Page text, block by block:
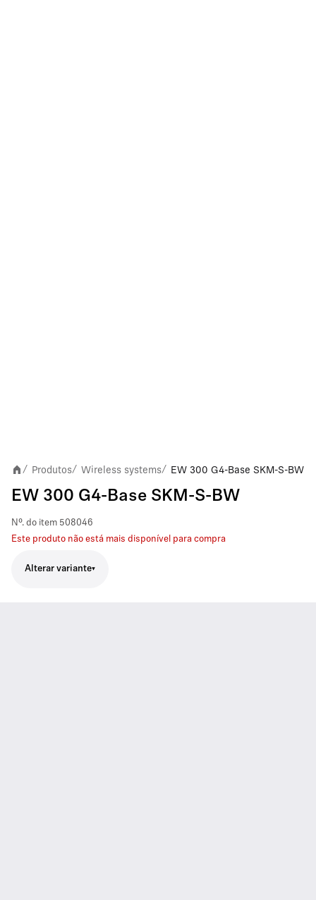
/ Produtos/ Wireless systems/ EW 300 G4-Base SKM-S-BW
EW 300 G4-Base SKM-S-BW
Nº. do item 508046
Este produto não está mais disponível para compra
Alterar variante